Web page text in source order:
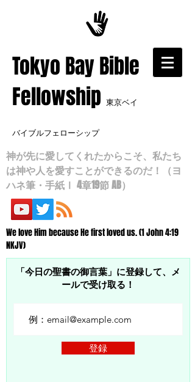
​Tokyo Bay Bible
Fellowship 東京ベイ
バイブルフェローシップ
神が先に愛してくれたからこそ、私たち
は神や人を愛すことができるのだ！（ヨ
ハネ筆・手紙Ⅰ 4章19節 AB）
We love Him because He first loved us. (1 John 4:19
NKJV)
「今日の聖書の御言葉」に登録して、メ
ールで受け取る！
登録